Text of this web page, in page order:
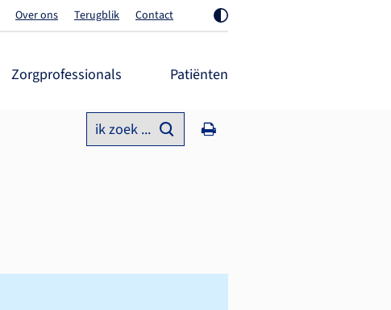
Over ons Terugblik Contact
Zorgprofessionals Patiënten
ik zoek ...